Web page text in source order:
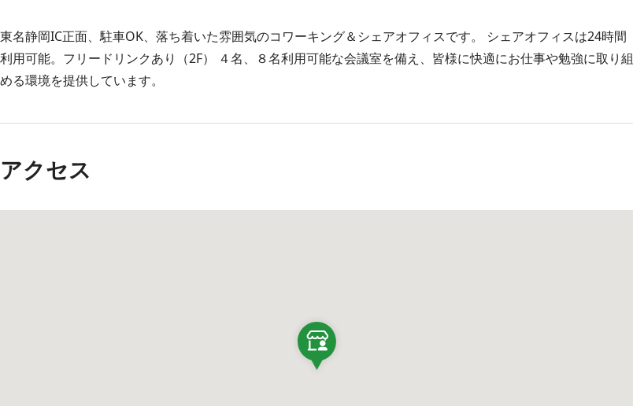
東名静岡IC正面、駐車OK、落ち着いた雰囲気のコワーキング＆シェアオフィスです。 シェアオフィスは24時間
利用可能。フリードリンクあり（2F） ４名、８名利用可能な会議室を備え、皆様に快適にお仕事や勉強に取り組
める環境を提供しています。
アクセス